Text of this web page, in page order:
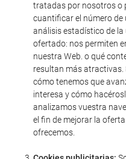
tratadas por nosotros o
cuantificar el número de
análisis estadístico de
ofertado: nos permiten
nuestra Web. o qué
resultan más atractivas.
cómo tenemos que
interesa y cómo
analizamos vuestra
el fin de mejorar la
ofrecemos.